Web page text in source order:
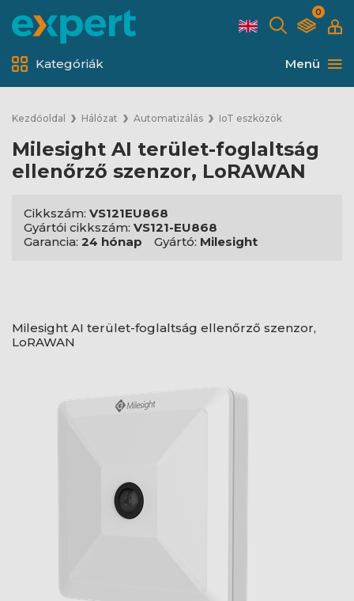
0
Menü
Kategóriák
Kezdőoldal Hálózat Automatizálás IoT eszközök
Milesight AI terület-foglaltság
ellenőrző szenzor, LoRAWAN
Cikkszám: VS121EU868
Gyártói cikkszám: VS121-EU868
Garancia: 24 hónap Gyártó: Milesight
Milesight AI terület-foglaltság ellenőrző szenzor,
LoRAWAN